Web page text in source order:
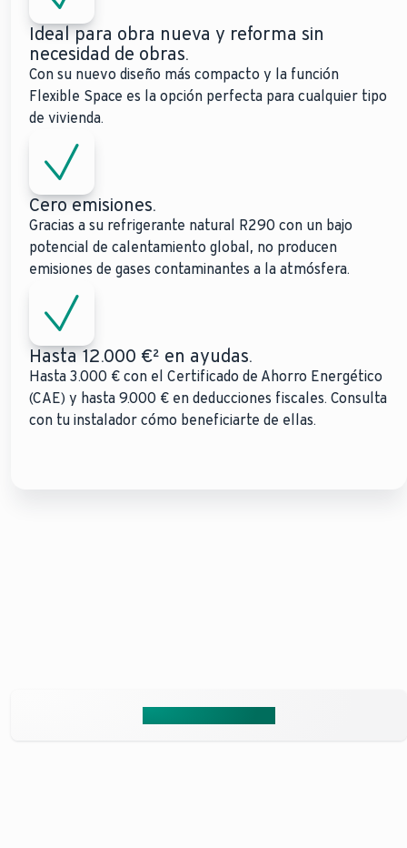
Ideal para obra nueva y reforma sin
necesidad de obras.
Con su nuevo diseño más compacto y la función
Flexible Space es la opción perfecta para cualquier tipo
de vivienda.
Cero emisiones.
Gracias a su refrigerante natural R290 con un bajo
potencial de calentamiento global, no producen
emisiones de gases contaminantes a la atmósfera.
Hasta 12.000 €² en ayudas.
Hasta 3.000 € con el Certificado de Ahorro Energético
(CAE) y hasta 9.000 € en deducciones fiscales. Consulta
con tu instalador cómo beneficiarte de ellas.